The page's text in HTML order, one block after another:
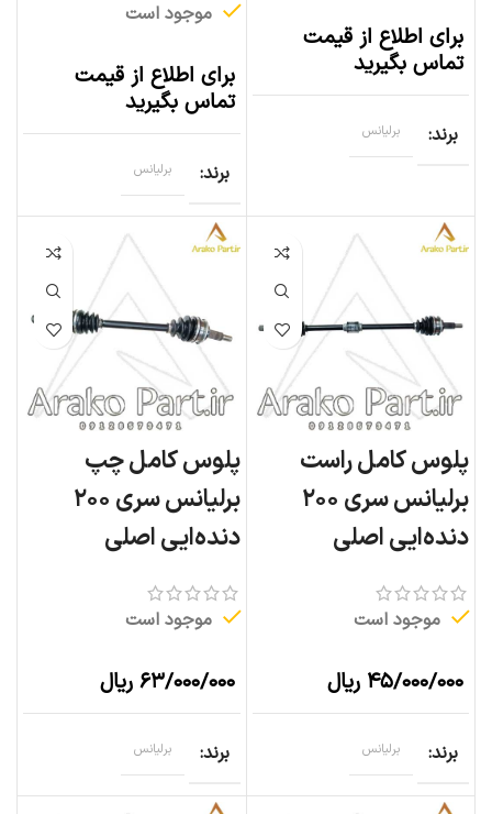
برای اطلاع از قیمت
تماس بگیرید
برند برلیانس
موجود است
برای اطلاع از قیمت
تماس بگیرید
برند برلیانس
پلوس کامل راست
برلیانس سری ۲۰۰
دنده‌ایی اصلی
موجود است
۴۵/۰۰۰/۰۰۰ ریال
برند برلیانس
پلوس کامل چپ
برلیانس سری ۲۰۰
دنده‌ایی اصلی
موجود است
۶۳/۰۰۰/۰۰۰ ریال
برند برلیانس